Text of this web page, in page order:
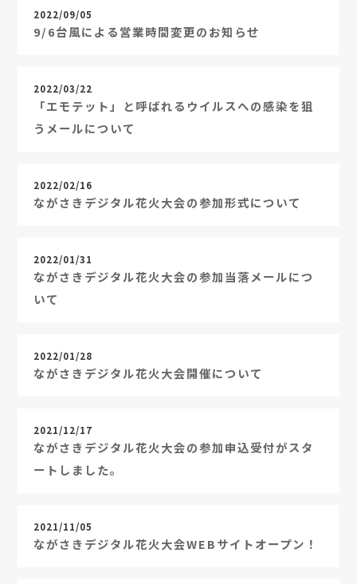
2022/09/05
9/6台風による営業時間変更のお知らせ
2022/03/22
「エモテット」と呼ばれるウイルスへの感染を狙
うメールについて
2022/02/16
ながさきデジタル花火大会の参加形式について
2022/01/31
ながさきデジタル花火大会の参加当落メールにつ
いて
2022/01/28
ながさきデジタル花火大会開催について
2021/12/17
ながさきデジタル花火大会の参加申込受付がスタ
ートしました。
2021/11/05
ながさきデジタル花火大会WEBサイトオープン！